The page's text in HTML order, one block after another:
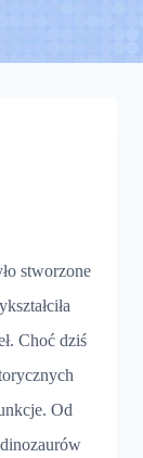
stworzone
Choć dziś
Od